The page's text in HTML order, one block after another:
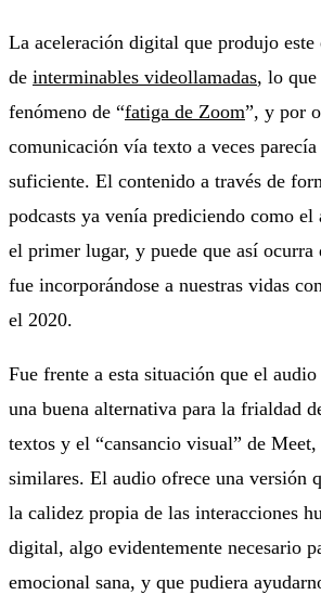
La aceleración digital que produjo este
de interminables videollamadas, lo
fenómeno de “fatiga de Zoom”, y por
comunicación vía texto a veces
suficiente. El contenido a través de
podcasts ya venía prediciendo como el
el primer lugar, y puede que así ocurra
fue incorporándose a nuestras vidas
el 2020.
Fue frente a esta situación que el
una buena alternativa para la frialdad
textos y el “cansancio visual” de
similares. El audio ofrece una versión
la calidez propia de las interacciones
digital, algo evidentemente necesario
emocional sana, y que pudiera